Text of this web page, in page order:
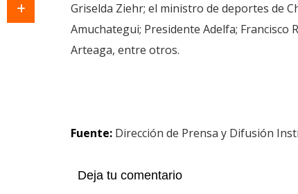
Griselda Ziehr; el ministro de deportes de
Amuchategui; Presidente Adelfa; Francisco
Arteaga, entre otros.
Fuente: Dirección de Prensa y Difusión
Deja tu comentario